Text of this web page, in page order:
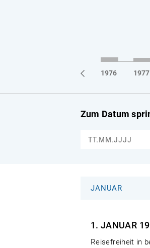
1975 1976 1977
Zum Datum
JANUAR
1. JANUAR
Reisefreiheit in